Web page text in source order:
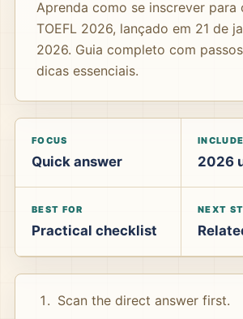
Aprenda como se inscrever para
TOEFL 2026, lançado em 21 de
2026. Guia completo com
dicas essenciais.
FOCUS
Quick answer 2026
BEST FOR
Practical checklist
NEXT
Scan the direct answer first.